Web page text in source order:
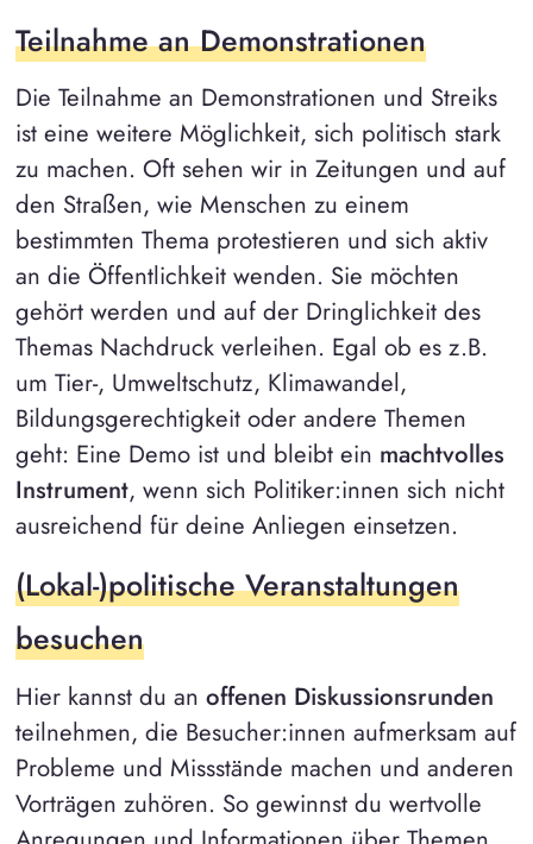
Teilnahme an Demonstrationen
Die Teilnahme an Demonstrationen und Streiks
ist eine weitere Möglichkeit, sich politisch stark
zu machen. Oft sehen wir in Zeitungen und auf
den Straßen, wie Menschen zu einem
bestimmten Thema protestieren und sich aktiv
an die Öffentlichkeit wenden. Sie möchten
gehört werden und auf der Dringlichkeit des
Themas Nachdruck verleihen. Egal ob es z.B.
um Tier-, Umweltschutz, Klimawandel,
Bildungsgerechtigkeit oder andere Themen
geht: Eine Demo ist und bleibt ein machtvolles
Instrument, wenn sich Politiker:innen sich nicht
ausreichend für deine Anliegen einsetzen.
(Lokal-)politische Veranstaltungen
besuchen
Hier kannst du an offenen Diskussionsrunden
teilnehmen, die Besucher:innen aufmerksam auf
Probleme und Missstände machen und anderen
Vorträgen zuhören. So gewinnst du wertvolle